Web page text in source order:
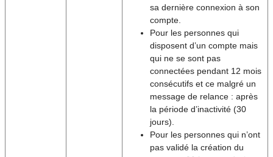
sa dernière connexion à son
compte.
Pour les personnes qui
disposent d’un compte mais
qui ne se sont pas
connectées pendant 12 mois
consécutifs et ce malgré un
message de relance : après
la période d’inactivité (30
jours).
Pour les personnes qui n’ont
pas validé la création du